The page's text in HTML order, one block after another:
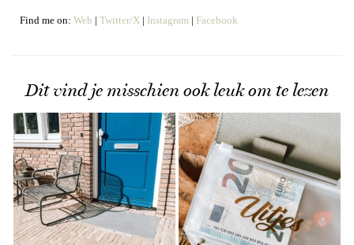
Find me on: Web | Twitter/X | Instagram | Facebook
Dit vind je misschien ook leuk om te lezen